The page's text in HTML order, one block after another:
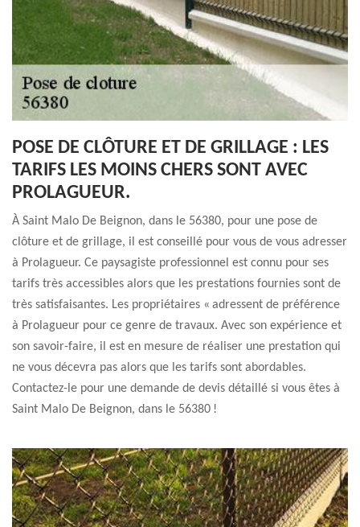
POSE DE CLÔTURE ET DE GRILLAGE : LES
TARIFS LES MOINS CHERS SONT AVEC
PROLAGUEUR.
À Saint Malo De Beignon, dans le 56380, pour une pose de
clôture et de grillage, il est conseillé pour vous de vous adresser
à Prolagueur. Ce paysagiste professionnel est connu pour ses
tarifs très accessibles alors que les prestations fournies sont de
très satisfaisantes. Les propriétaires « adressent de préférence
à Prolagueur pour ce genre de travaux. Avec son expérience et
son savoir-faire, il est en mesure de réaliser une prestation qui
ne vous décevra pas alors que les tarifs sont abordables.
Contactez-le pour une demande de devis détaillé si vous êtes à
Saint Malo De Beignon, dans le 56380 !